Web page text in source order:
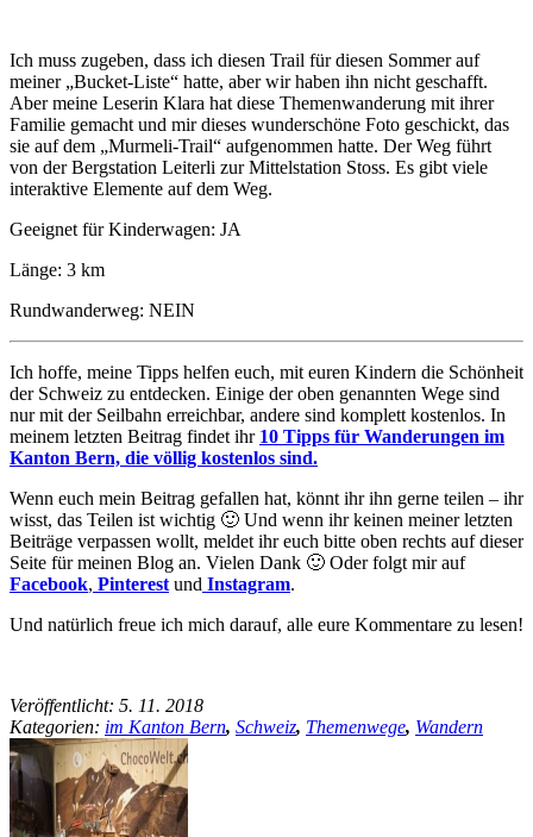
Ich muss zugeben, dass ich diesen Trail für diesen Sommer auf
meiner „Bucket-Liste“ hatte, aber wir haben ihn nicht geschafft.
Aber meine Leserin Klara hat diese Themenwanderung mit ihrer
Familie gemacht und mir dieses wunderschöne Foto geschickt, das
sie auf dem „Murmeli-Trail“ aufgenommen hatte. Der Weg führt
von der Bergstation Leiterli zur Mittelstation Stoss. Es gibt viele
interaktive Elemente auf dem Weg.
Geeignet für Kinderwagen: JA
Länge: 3 km
Rundwanderweg: NEIN
Ich hoffe, meine Tipps helfen euch, mit euren Kindern die Schönheit
der Schweiz zu entdecken. Einige der oben genannten Wege sind
nur mit der Seilbahn erreichbar, andere sind komplett kostenlos. In
meinem letzten Beitrag findet ihr 10 Tipps für Wanderungen im
Kanton Bern, die völlig kostenlos sind.
Wenn euch mein Beitrag gefallen hat, könnt ihr ihn gerne teilen – ihr
wisst, das Teilen ist wichtig 🙂 Und wenn ihr keinen meiner letzten
Beiträge verpassen wollt, meldet ihr euch bitte oben rechts auf dieser
Seite für meinen Blog an. Vielen Dank 🙂 Oder folgt mir auf
Facebook, Pinterest und Instagram.
Und natürlich freue ich mich darauf, alle eure Kommentare zu lesen!
Veröffentlicht: 5. 11. 2018
Kategorien: im Kanton Bern, Schweiz, Themenwege, Wandern